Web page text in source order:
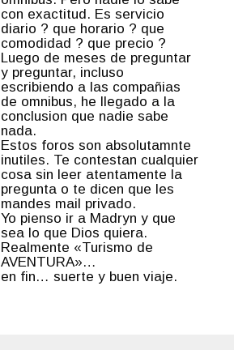
con exactitud. Es servicio
diario ? que horario ? que
comodidad ? que precio ?
Luego de meses de preguntar
y preguntar, incluso
escribiendo a las compañias
de omnibus, he llegado a la
conclusion que nadie sabe
nada.
Estos foros son absolutamnte
inutiles. Te contestan cualquier
cosa sin leer atentamente la
pregunta o te dicen que les
mandes mail privado.
Yo pienso ir a Madryn y que
sea lo que Dios quiera.
Realmente «Turismo de
AVENTURA»…
en fin… suerte y buen viaje.